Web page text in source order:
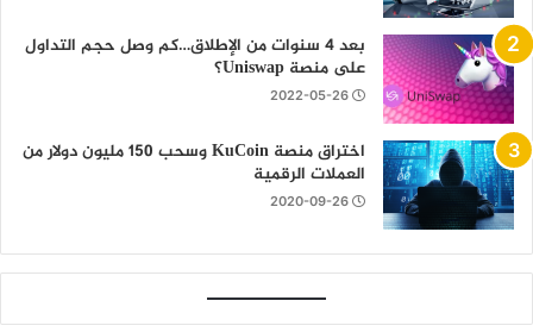
بعد 4 سنوات من الإطلاق…كم وصل حجم التداول
على منصة Uniswap؟
2022-05-26
اختراق منصة KuCoin وسحب 150 مليون دولار من
العملات الرقمية
2020-09-26